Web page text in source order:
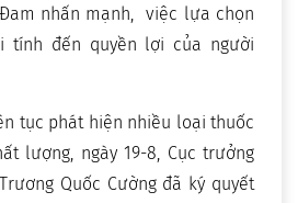
nhấn mạnh, việc lựa chọn
tính đến quyền lợi của người
tục phát hiện nhiều loại thuốc
lượng, ngày 19-8, Cục trưởng
Quốc Cường đã ký quyết